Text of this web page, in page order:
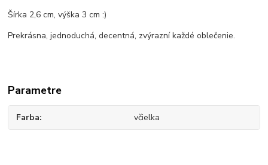
Šírka 2,6 cm, výška 3 cm :)
Prekrásna, jednoduchá, decentná, zvýrazní každé oblečenie.
Parametre
Farba včielka